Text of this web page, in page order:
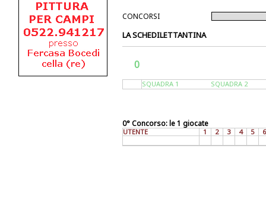
CONCORSI
LA SCHEDILETTANTINA
0
SQUADRA 1 SQUADRA 2
0° Concorso: le 1 giocate
UTENTE 1 2 3 4 5 6